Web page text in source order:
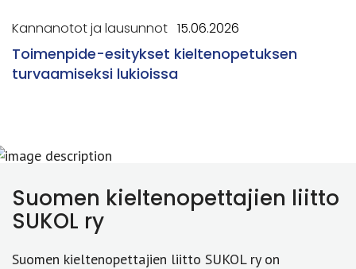
Kannanotot ja lausunnot 15.06.2026
Toimenpide-esitykset kieltenopetuksen
turvaamiseksi lukioissa
Suomen kieltenopettajien liitto
SUKOL ry
Suomen kieltenopettajien liitto SUKOL ry on